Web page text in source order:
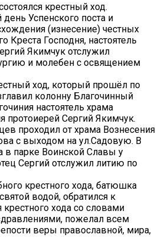
крестный ход.
Успенского поста и
(изнесение) честных
Креста Господня, настоятель
Якимчук отслужил
и молебен с освящением
ход, который прошёл по
колонну Благочинный
настоятель храма
протоиерей Сергий Якимчук.
проходил от храма Вознесения
с выходом на ул.Садовую. В
в парке Воинской Славы у
Сергий отслужил литию по
крестного хода, батюшка
водой, обратился к
хода со словами
пожелал всем
веры православной, мира,